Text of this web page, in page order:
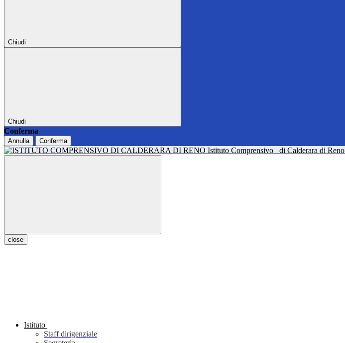
Chiudi
Chiudi
Conferma
Annulla Conferma
Istituto Comprensivo di Calderara di Reno
close
Istituto
Staff dirigenziale